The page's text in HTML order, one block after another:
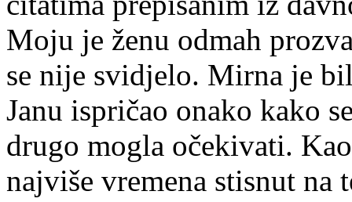
Moju je ženu odmah
se nije svidjelo. Mirna je
Janu ispričao onako kako
drugo mogla očekivati.
najviše vremena stisnut